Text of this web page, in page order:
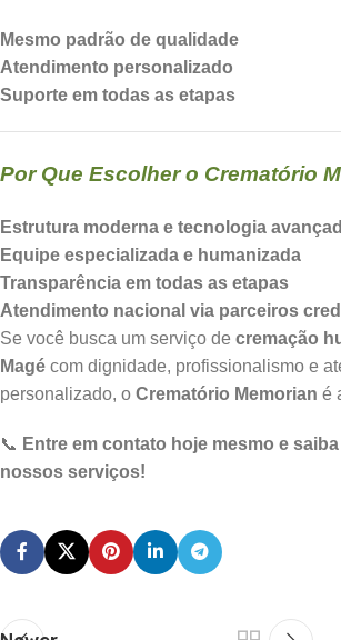
Mesmo padrão de qualidade
Atendimento personalizado
Suporte em todas as etapas
Por Que Escolher o Crematório
Estrutura moderna e tecnologia
Equipe especializada e humanizada
Transparência em todas as etapas
Atendimento nacional via parceiros
Se você busca um serviço de cremação
Magé com dignidade, profissionalismo e
personalizado, o Crematório Memorian é
📞 Entre em contato hoje mesmo e
nossos serviços!